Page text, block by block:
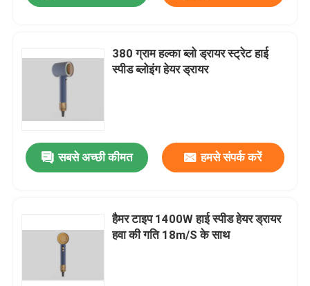
उत्पादों
हमारे बारे में
गुणवत्ता नियंत्रण
संपर्क करें
380 ग्राम हल्का ब्लो ड्रायर स्ट्रेट हाई
स्पीड ब्लोइंग हेयर ड्रायर
सबसे अच्छी कीमत हमसे संपर्क करें
हैमर टाइप 1400W हाई स्पीड हेयर ड्रायर
हवा की गति 18m/S के साथ